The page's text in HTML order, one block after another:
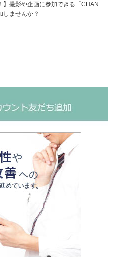
】撮影や企画に参加できる「CHAN
しませんか？